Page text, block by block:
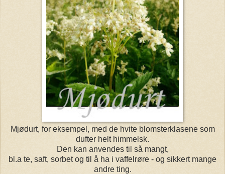
Mjødurt, for eksempel, med de hvite blomsterklasene som
dufter helt himmelsk.
Den kan anvendes til så mangt,
bl.a te, saft, sorbet og til å ha i vaffelrøre - og sikkert mange
andre ting.